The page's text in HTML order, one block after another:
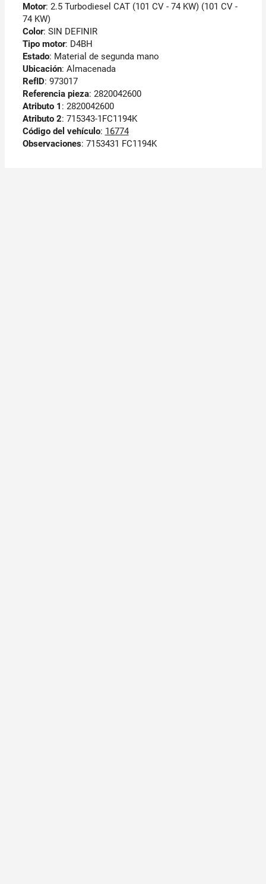
Motor: 2.5 Turbodiesel CAT (101 CV - 74 KW) (101 CV -
74 KW)
Color: SIN DEFINIR
Tipo motor: D4BH
Estado: Material de segunda mano
Ubicación: Almacenada
RefID: 973017
Referencia pieza: 2820042600
Atributo 1 : 2820042600
Atributo 2: 715343-1FC1194K
Código del vehículo: 16774
Observaciones: 7153431 FC1194K